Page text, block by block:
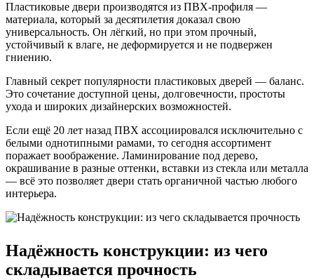
Пластиковые двери производятся из ПВХ-профиля —
материала, который за десятилетия доказал свою
универсальность. Он лёгкий, но при этом прочный,
устойчивый к влаге, не деформируется и не подвержен
гниению.
Главный секрет популярности пластиковых дверей — баланс.
Это сочетание доступной цены, долговечности, простоты
ухода и широких дизайнерских возможностей.
Если ещё 20 лет назад ПВХ ассоциировался исключительно с
белыми однотипными рамами, то сегодня ассортимент
поражает воображение. Ламинирование под дерево,
окрашивание в разные оттенки, вставки из стекла или металла
— всё это позволяет двери стать органичной частью любого
интерьера.
Надёжность конструкции: из чего
складывается прочность